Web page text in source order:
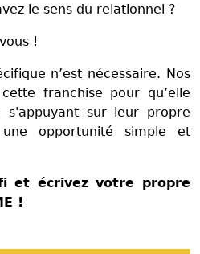
le sens du relationnel ?
!
n’est nécessaire. Nos
franchise pour qu’elle
s'appuyant sur leur propre
opportunité simple et
et écrivez votre propre
!